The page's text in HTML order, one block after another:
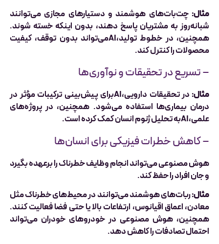
مثال:چت‌بات‌های هوشمند و دستیارهای مجازی می‌توانند
شبانه‌روز به مشتریان پاسخ دهند، بدون اینکه خسته شوند.
همچنین، در خطوط تولید،AIمی‌تواند بدون توقف، کیفیت
محصولات را کنترل کند.
– تسریع در تحقیقات و نوآوری‌ها
مثال:
در تحقیقات دارویی،AIبرای پیش‌بینی ترکیبات مؤثر در
درمان بیماری‌ها استفاده می‌شود. همچنین، در پروژه‌های
علمی،AIبه تحلیل ژنوم انسان کمک کرده است.
– کاهش خطرات فیزیکی برای انسان‌ها
هوش مصنوعی می‌تواند انجام وظایف خطرناک را برعهده بگیرد
و جان افراد را حفظ کند.
مثال:ربات‌های هوشمند می‌توانند در محیط‌های خطرناک مثل
معادن، اعماق اقیانوس، ارتفاعات بالا یا حتی فضا فعالیت کنند.
همچنین، هوش مصنوعی در خودروهای خودران می‌تواند
احتمال تصادفات را کاهش دهد.